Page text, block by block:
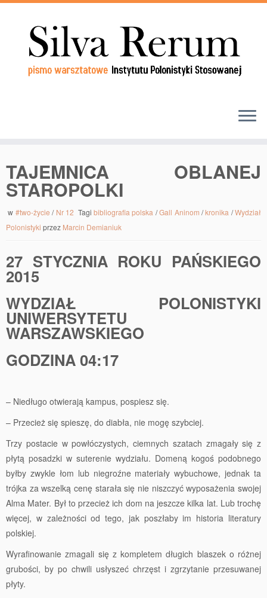
TAJEMNICA OBLANEJ
STAROPOLKI
w #two-życie/ Nr 12 Tagi bibliografia polska /Gall Aninom /kronika /Wydział
Polonistyki przez Marcin Demianiuk
27 STYCZNIA ROKU PAŃSKIEGO
2015
WYDZIAŁ POLONISTYKI
UNIWERSYTETU
WARSZAWSKIEGO
GODZINA 04:17
– Niedługo otwierają kampus, pospiesz się.
– Przecież się spieszę, do diabła, nie mogę szybciej.
Trzy postacie w powłóczystych, ciemnych szatach zmagały się z
płytą posadzki w suterenie wydziału. Domeną kogoś podobnego
byłby zwykle łom lub niegroźne materiały wybuchowe, jednak ta
trójka za wszelką cenę starała się nie niszczyć wyposażenia swojej
Alma Mater. Był to przecież ich dom na jeszcze kilka lat. Lub trochę
więcej, w zależności od tego, jak poszłaby im historia literatury
polskiej.
Wyrafinowanie zmagali się z kompletem długich blaszek o różnej
grubości, by po chwili usłyszeć chrzęst i zgrzytanie przesuwanej
płyty.